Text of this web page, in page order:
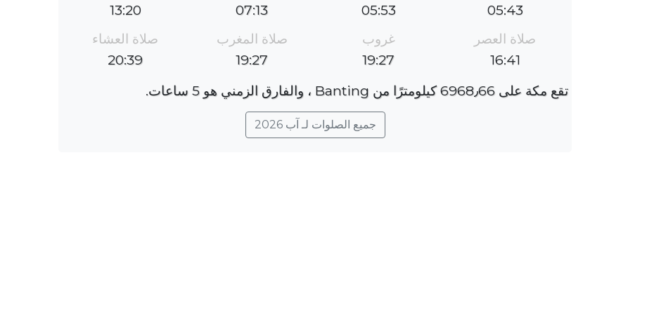
05:43
05:53
07:13
13:20
صلاة العصر
16:41
غروب
19:27
صلاة المغرب
19:27
صلاة العشاء
20:39
تقع مكة على 6968٫66 كيلومترًا من Banting ، والفارق الزمني هو 5 ساعات.
جميع الصلوات لـ آب 2026